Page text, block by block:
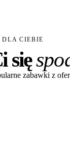
DLA CIEBIE
się
zabawki z